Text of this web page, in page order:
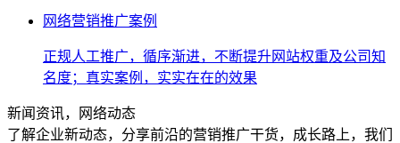
网络营销推广案例
正规人工推广，循序渐进，不断提升网站权重及公司知
名度；真实案例，实实在在的效果
新闻资讯，网络动态
了解企业新动态，分享前沿的营销推广干货，成长路上，我们